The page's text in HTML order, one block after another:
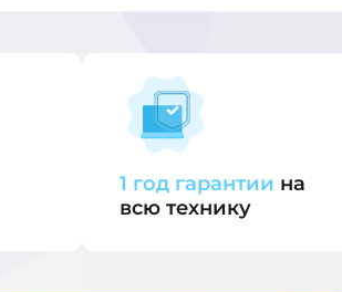
1 год гарантии на
всю технику